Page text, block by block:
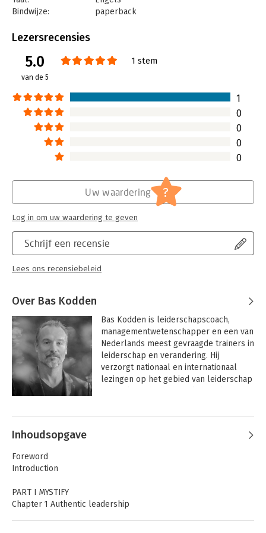
Bindwijze:
paperback
Uitgever:
Verschijningsdatum:
30-4-2021
Hoofdrubriek:
Lezersrecensies
5.0
van de 5
1 stem
1
0
0
0
0
Schrijf een recensie
Lees ons recensiebeleid
Uw waardering ?
Log in om uw waardering te geven
Over Bas Kodden
Bas Kodden is leiderschapscoach,
managementwetenschapper en een van
Nederlands meest gevraagde trainers in
leiderschap en verandering. Hij
verzorgt nationaal en internationaal
lezingen op het gebied van leiderschap
managementontwikkeling verbonden
op het hoogste niveau.
Andere boeken door Bas Kodden
Inhoudsopgave
Foreword
Introduction
PART I MYSTIFY
Chapter 1 Authentic leadership